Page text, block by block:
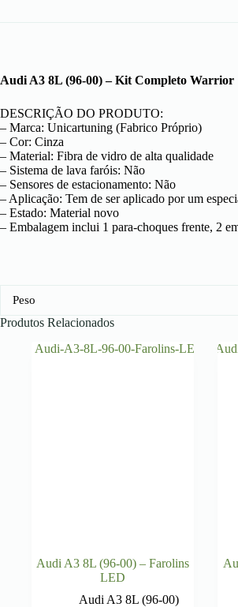
Audi A3 8L (96-00) – Kit Completo Warrior
DESCRIÇÃO DO PRODUTO:
– Marca: Unicartuning (Fabrico Próprio)
– Cor: Cinza
– Material: Fibra de vidro de alta qualidade
– Sistema de lava faróis: Não
– Sensores de estacionamento: Não
– Aplicação: Tem de ser aplicado por um
– Estado: Material novo
– Embalagem inclui 1 para-choques frente, 2
Peso
Produtos Relacionados
Audi A3 8L (96-00) – Farolins
LED
Audi A3 8L (96-00)